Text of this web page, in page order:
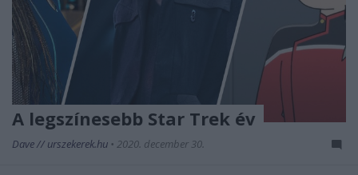
A legszínesebb Star Trek év
Dave // urszekerek.hu • 2020. december 30.